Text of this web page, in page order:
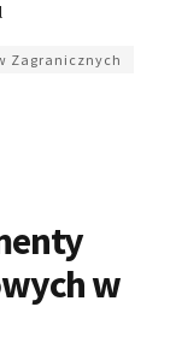
Zagranicznych
w